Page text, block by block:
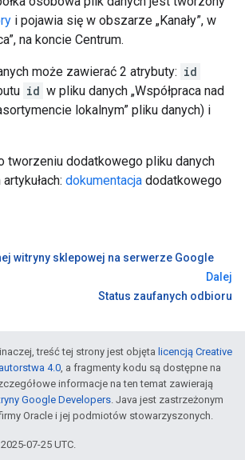
i pojawia się w obszarze „Kanały”, w
na koncie Centrum.
może zawierać 2 atrybuty: id
id w pliku danych „Współpraca nad
lokalnym” pliku danych) i
tworzeniu dodatkowego pliku danych
dokumentacja dodatkowego
witryny sklepowej na serwerze Google
Dalej
Status zaufanych odbioru
treść tej strony jest objęta licencją Creative
4.0, a fragmenty kodu są dostępne na
informacje na ten temat zawierają
Google Developers. Java jest zastrzeżonym
Oracle i jej podmiotów stowarzyszonych.
07-25 UTC.